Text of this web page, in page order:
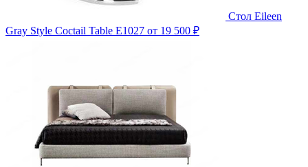
Стол Eileen
Gray Style Coctail Table E1027 от 19 500 ₽